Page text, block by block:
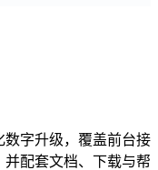
字升级，覆盖前台接
配套文档、下载与帮